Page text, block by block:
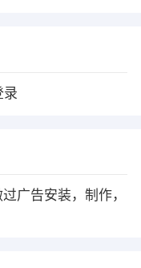
录
广告安装，制作，